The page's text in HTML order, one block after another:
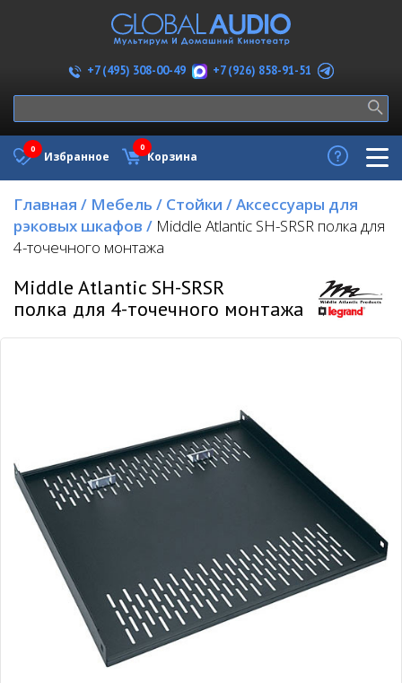
+7 (495) 308-00-49 +7 (926) 858-91-51
Избранное
0
Корзина
0
Главная / Мебель / Стойки /Аксессуары для
рэковых шкафов / Middle Atlantic SH-SRSR полка для
4-точечного монтажа
Middle Atlantic SH-SRSR
полка для 4-точечного монтажа